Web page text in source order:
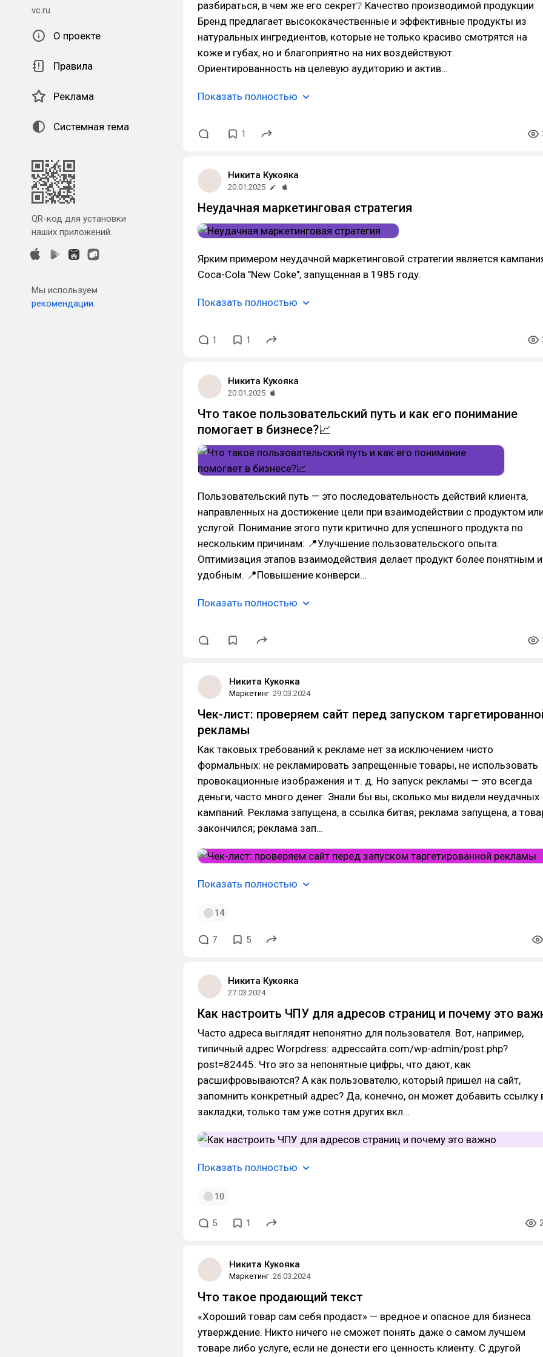
vc.ru
О проекте
Правила
Реклама
Системная тема
QR-код для установки
наших приложений.
Мы используем
рекомендации.
разбираться, в чем же его секрет❔ Качество производимой продукции
Бренд предлагает высококачественные и эффективные продукты из
натуральных ингредиентов, которые не только красиво смотрятся на
коже и губах, но и благоприятно на них воздействуют.
Ориентированность на целевую аудиторию и актив…
Показать полностью
1
Никита Кукояка
20.01.2025
Неудачная маркетинговая стратегия
Ярким примером неудачной маркетинговой стратегии является
Coca-Cola "New Coke", запущенная в 1985 году.
Показать полностью
1 1
Никита Кукояка
20.01.2025
Что такое пользовательский путь и как его понимание
помогает в бизнесе?📈
Пользовательский путь — это последовательность действий клиента,
направленных на достижение цели при взаимодействии с продуктом или
услугой. Понимание этого пути критично для успешного продукта по
нескольким причинам: 📍Улучшение пользовательского опыта:
Оптимизация этапов взаимодействия делает продукт более понятным и
удобным. 📍Повышение конверси…
Показать полностью
Никита Кукояка
Маркетинг 29.03.2024
Чек-лист: проверяем сайт перед запуском
рекламы
Как таковых требований к рекламе нет за исключением чисто
формальных: не рекламировать запрещенные товары, не использовать
провокационные изображения и т. д. Но запуск рекламы — это всегда
деньги, часто много денег. Знали бы вы, сколько мы видели неудачных
кампаний. Реклама запущена, а ссылка битая; реклама запущена, а
закончился; реклама зап…
Показать полностью
14
7 5
Никита Кукояка
27.03.2024
Как настроить ЧПУ для адресов страниц и почему это
Часто адреса выглядят непонятно для пользователя. Вот, например,
типичный адрес Worpdress: адрессайта.сom/wp-admin/post.php?
post=82445. Что это за непонятные цифры, что дают, как
расшифровываются? А как пользователю, который пришел на сайт,
запомнить конкретный адрес? Да, конечно, он может добавить ссылку
закладки, только там уже сотня других вкл…
Показать полностью
10
5 1
Никита Кукояка
Маркетинг 26.03.2024
Что такое продающий текст
«Хороший товар сам себя продаст» — вредное и опасное для бизнеса
утверждение. Никто ничего не сможет понять даже о самом лучшем
товаре либо услуге, если не донести его ценность клиенту. С другой